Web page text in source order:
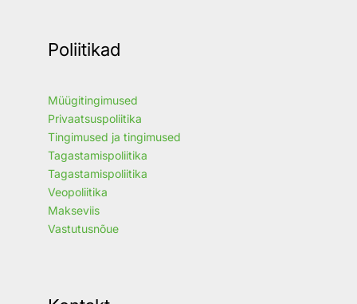
Poliitikad
Müügitingimused
Privaatsuspoliitika
Tingimused ja tingimused
Tagastamispoliitika
Tagastamispoliitika
Veopoliitika
Makseviis
Vastutusnõue